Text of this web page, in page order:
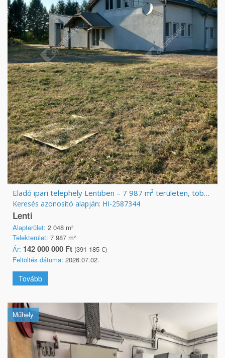
Eladó ipari telephely Lentiben – 7 987 m² területen, többfunkciós csarnokkal és irodákkal!
Keresés azonosító alapján: HI-2587344
Lenti
Alapterület: 2 048 m²
Telekterület: 7 987 m²
Ár: 142 000 000 Ft (391 185 €)
Feltöltés dátuma: 2026.07.02.
Tovább
Műhely